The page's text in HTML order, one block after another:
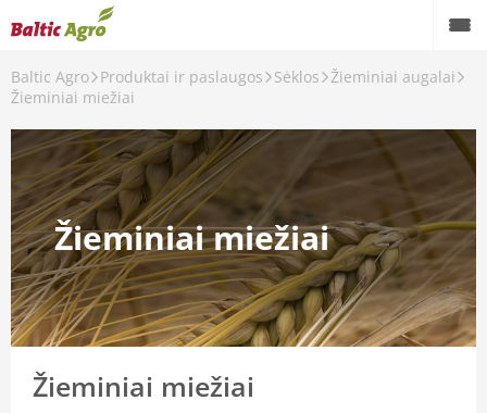
Baltic Agro Produktai ir paslaugos Sėklos Žieminiai augalai
Žieminiai miežiai
Žieminiai miežiai
Žieminiai miežiai